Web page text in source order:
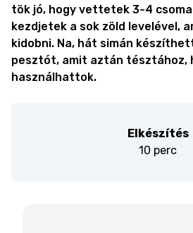
tök jó, hogy vettetek 3-4
kezdjetek a sok zöld levelével,
kidobni. Na, hát simán
pesztót, amit aztán tésztához,
használhattok.
Elkészítés
10 perc